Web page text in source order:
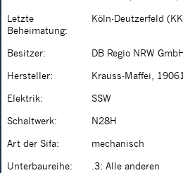
Letzte
Beheimatung:
Köln-Deutzerfeld
Besitzer: DB Regio NRW GmbH
Hersteller: Krauss-Maffei, 19061
Elektrik: SSW
Schaltwerk: N28H
Art der Sifa: mechanisch
Unterbaureihe: .3: Alle anderen